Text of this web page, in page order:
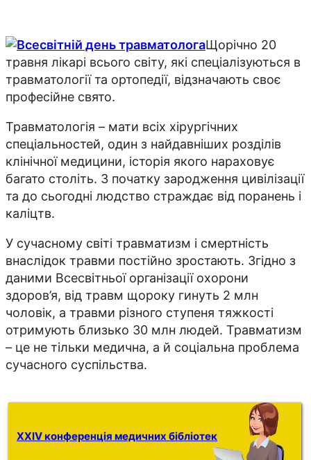
Щорічно 20
травня лікарі всього світу, які спеціалізуються в
травматології та ортопедії, відзначають своє
професійне свято.
Травматологія – мати всіх хірургічних
спеціальностей, один з найдавніших розділів
клінічної медицини, історія якого нараховує
багато століть. З початку зародження цивілізації
та до сьогодні людство страждає від поранень і
каліцтв.
У сучасному світі травматизм і смертність
внаслідок травми постійно зростають. Згідно з
даними Всесвітньої організації охорони
здоров’я, від травм щороку гинуть 2 млн
чоловік, а травми різного ступеня тяжкості
отримують близько 30 млн людей. Травматизм
– це не тільки медична, а й соціальна проблема
сучасного суспільства.
XXIV конференція медичних бібліотек